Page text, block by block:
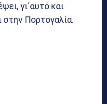
γι΄αυτό και
στην Πορτογαλία.